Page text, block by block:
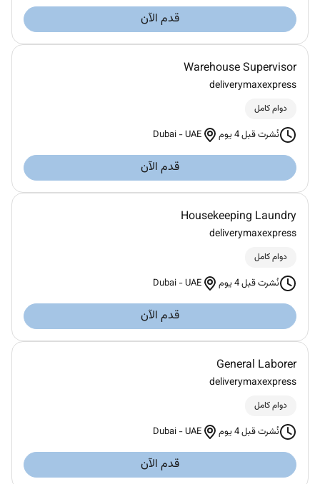
قدم الآن
Warehouse Supervisor
deliverymaxexpress
دوام كامل
نُشرت قبل 4 يوم Dubai -UAE
قدم الآن
Housekeeping Laundry
deliverymaxexpress
دوام كامل
نُشرت قبل 4 يوم Dubai -UAE
قدم الآن
General Laborer
deliverymaxexpress
دوام كامل
نُشرت قبل 4 يوم Dubai -UAE
قدم الآن